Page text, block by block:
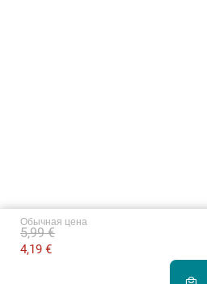
Обычная цена
4,19 €
5,99 €